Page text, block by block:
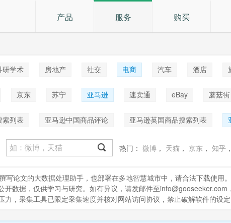
产品 服务 购买
研学术 房地产 社交 电商 汽车 酒店
京东 苏宁 亚马逊 速卖通 eBay 蘑菇街
Shopee 咸鱼
索列表 亚马逊中国商品评论 亚马逊英国商品搜索列表
热门： 微博 ， 天猫 ， 京东 ， 知乎 ，
写论文的大数据处理助手，也部署在多地智慧城市中，请合法下载使用。
数据，仅供学习与研究。如有异议，请发邮件至info@gooseeker.com
，采集工具已限定采集速度并核对网站访问协议，禁止破解软件的设定